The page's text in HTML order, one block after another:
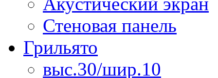
Стеновая панель
Грильято
выс.30/шир.10